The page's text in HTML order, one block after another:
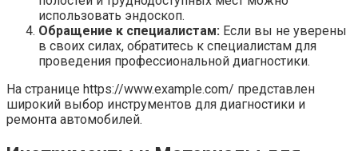
использовать эндоскоп.
Обращение к специалистам: Если вы не уверены
в своих силах, обратитесь к специалистам для
проведения профессиональной диагностики.
На странице https://www.example.com/ представлен
широкий выбор инструментов для диагностики и
ремонта автомобилей.